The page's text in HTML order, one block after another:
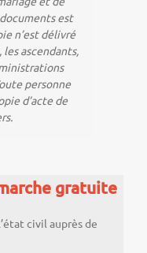
est
n’est délivré
ascendants,
personne
d’acte de
gratuite
civil auprès de